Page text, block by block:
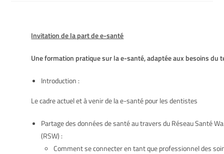
Invitation de la part de e-santé
Une formation pratique sur la e-santé, adaptée aux besoins du
Introduction :
Le cadre actuel et à venir de la e-santé pour les dentistes
Partage des données de santé au travers du Réseau Santé
(RSW) :
Comment se connecter en tant que professionnel des